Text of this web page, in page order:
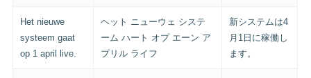
Het nieuwe
systeem gaat
op 1 april live.
ヘット ニューウェ システ
ーム ハート オプ エーン ア
プリル ライフ
新システムは4
月1日に稼働し
ます。